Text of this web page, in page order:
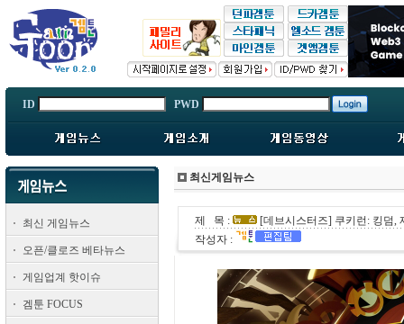
ID PWD
최신 게임뉴스
오픈/클로즈 베타뉴스
게임업계 핫이슈
겜툰 FOCUS
최신게임뉴스
제 목 :
[데브시스터즈] 쿠키런: 킹덤,
작성자 :